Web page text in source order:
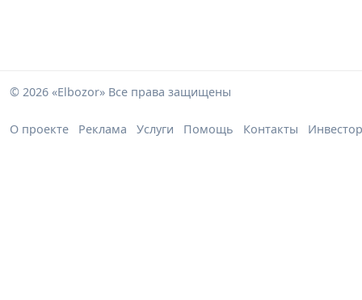
© 2026 «Elbozor» Все права защищены
О проекте Реклама Услуги Помощь Контакты